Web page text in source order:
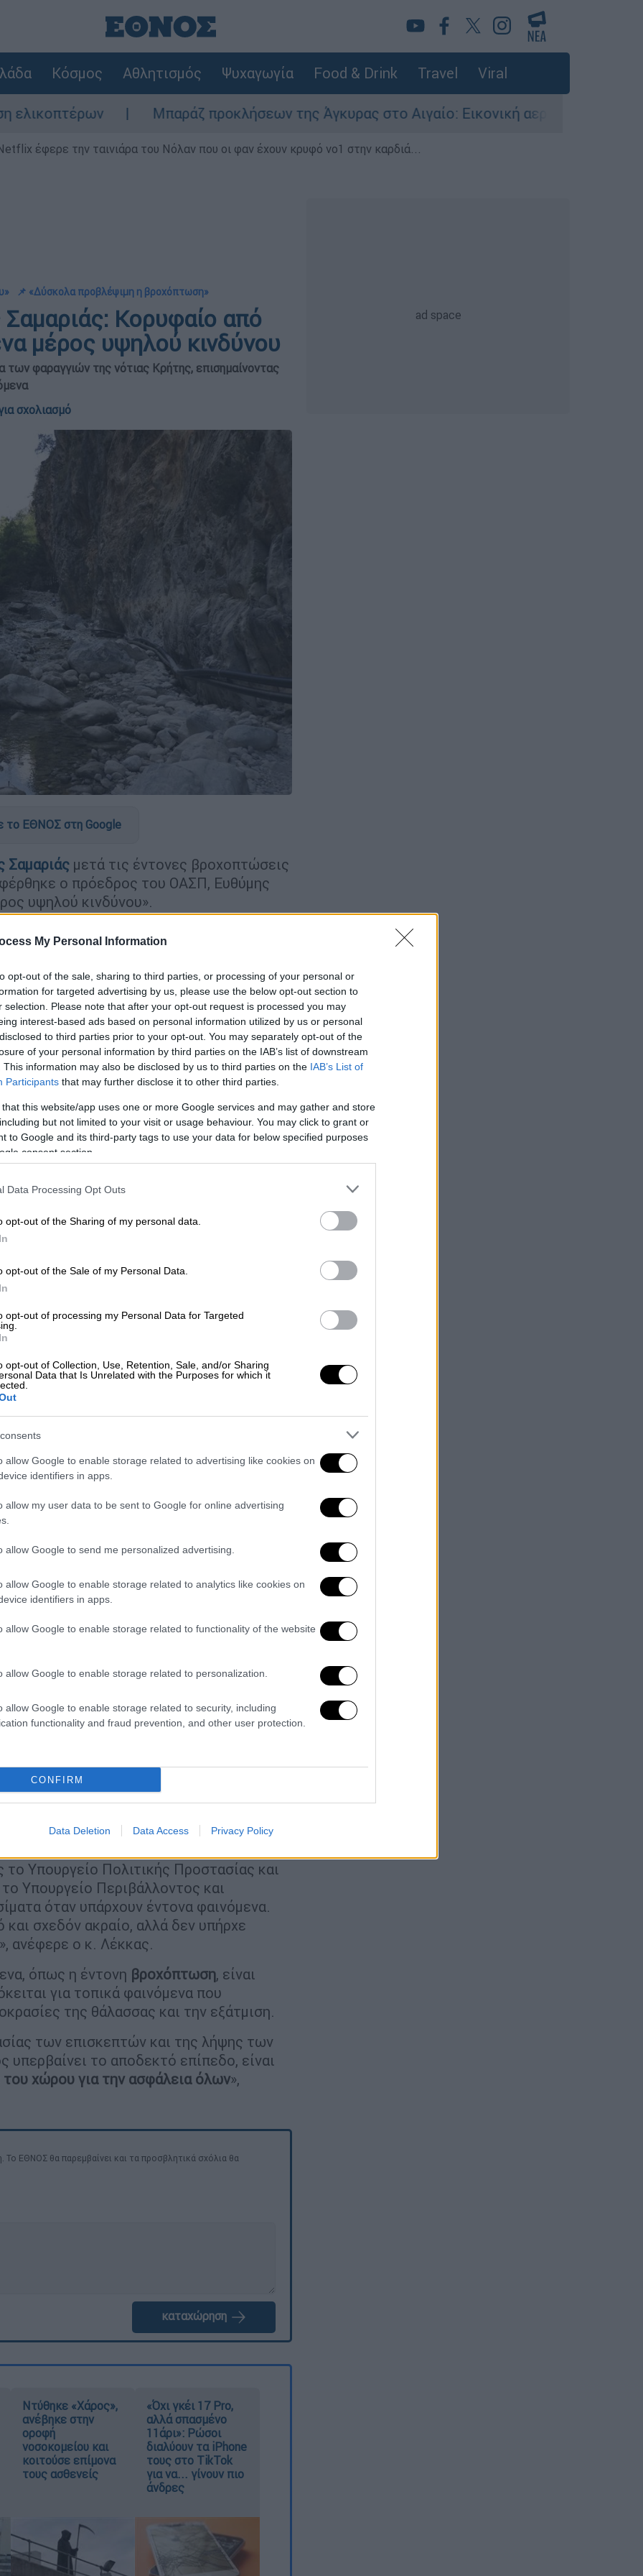
My Personal Information
opt-out of the sale, sharing to third parties, or processing of your personal or
for targeted advertising by us, please use the below opt-out section to
selection. Please note that after your opt-out request is processed you may
interest-based ads based on personal information utilized by us or personal
to third parties prior to your opt-out. You may separately opt-out of the
of your personal information by third parties on the IAB’s list of downstream
This information may also be disclosed by us to third parties on the IAB’s List of
Participants that may further disclose it to other third parties.
that this website/app uses one or more Google services and may gather and store
but not limited to your visit or usage behaviour. You may click to grant or
to Google and its third-party tags to use your data for below specified purposes
consent section.
Data Processing Opt Outs
opt-out of the Sharing of my personal data.
opt-out of the Sale of my Personal Data.
opt-out of processing my Personal Data for Targeted
opt-out of Collection, Use, Retention, Sale, and/or Sharing
Data that Is Unrelated with the Purposes for which it
allow Google to enable storage related to advertising like cookies on
identifiers in apps.
allow my user data to be sent to Google for online advertising
allow Google to send me personalized advertising.
allow Google to enable storage related to analytics like cookies on
identifiers in apps.
allow Google to enable storage related to functionality of the website
allow Google to enable storage related to personalization.
allow Google to enable storage related to security, including
functionality and fraud prevention, and other user protection.
CONFIRM
Data Deletion Data Access Privacy Policy
Κόσμος Αθλητισμός Ψυχαγωγία Food & Drink Travel Viral
Μπαράζ προκλήσεων της Άγκυρας στο Αιγαίο: Εικονική αερομαχία ανάμεσα σε
έφερε την ταινιάρα του Νόλαν που οι φαν έχουν κρυφό νο1 στην καρδιά...
📌 «Δύσκολα προβλέψιμη η βροχόπτωση»
Κορυφαίο από
μέρος υψηλού κινδύνου
φαραγγιών της νότιας Κρήτης, επισημαίνοντας
σχολιασμό
το ΕΘΝΟΣ στη Google
Σαμαριάς μετά τις έντονες βροχοπτώσεις
ο πρόεδρος του ΟΑΣΠ, Ευθύμης
υψηλού κινδύνου».
πολλαπλές
ενώπαρόμοιαφαινόμενα είχαν
μετά τον ισχυρό σεισμό στην περιοχή
για την επικίνδυνη κακοκαιρία
που έχει διαμορφωθεί μέσα στο φαράγγι
χθες το μεσημέρι», ανέφερε ο κ.
πυροδοτήθηκαν από σεισμική
βροχοπτώσεις
ιστορία των φαραγγιών της νότιας
από έντονα γεωλογικά φαινόμενα
η
από άποψη ομορφιάς και
ότι πρόκειται για ένα μέρος
Λέκκας ανέφερε ότι γίνονταισυνεχείς
των επισκεπτών στον κίνδυνο
και η δική μας επίσκεψη είχε ως
κατά μήκος των πρανών του φαραγγιού»,
Υπουργείο Πολιτικής Προστασίας και
Υπουργείο Περιβάλλοντος και
όταν υπάρχουν έντονα φαινόμενα.
σχεδόν ακραίο, αλλά δεν υπήρχε
ανέφερε ο κ. Λέκκας.
όπως η έντονη βροχόπτωση, είναι
για τοπικά φαινόμενα που
της θάλασσας και την εξάτμιση.
των επισκεπτών και της λήψης των
το αποδεκτό επίπεδο, είναι
χώρου για την ασφάλεια όλων»,
ΕΘΝΟΣ θα παρεμβαίνει και τα προσβλητικά σχόλια θα
καταχώρηση
Ντύθηκε «Χάρος»,
ανέβηκε στην
οροφή
νοσοκομείου και
κοιτούσε επίμονα
τους ασθενείς
«Όχι γκέι 17 Pro,
αλλά σπασμένο
11άρι»: Ρώσοι
διαλύουν τα iPhone
τους στο TikTok
για να... γίνουν πιο
άνδρες